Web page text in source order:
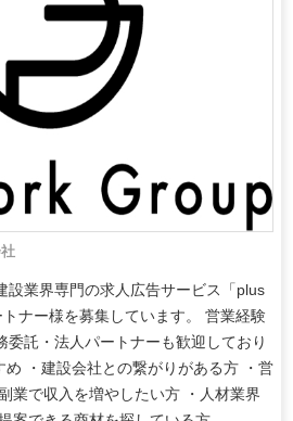
設業界専門の求人広告サービス「plus
ナー様を募集しています。 営業経験
委託・法人パートナーも歓迎しており
め ・建設会社との繋がりがある方 ・営
業で収入を増やしたい方 ・人材業界